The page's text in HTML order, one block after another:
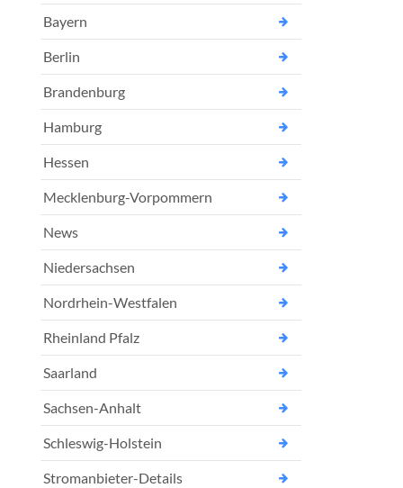
Bayern
Berlin
Brandenburg
Hamburg
Hessen
Mecklenburg-Vorpommern
News
Niedersachsen
Nordrhein-Westfalen
Rheinland Pfalz
Saarland
Sachsen-Anhalt
Schleswig-Holstein
Stromanbieter-Details